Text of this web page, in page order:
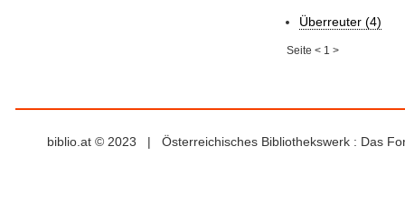
Überreuter (4)
Seite < 1 >
biblio.at © 2023 | Österreichisches Bibliothekswerk : Das